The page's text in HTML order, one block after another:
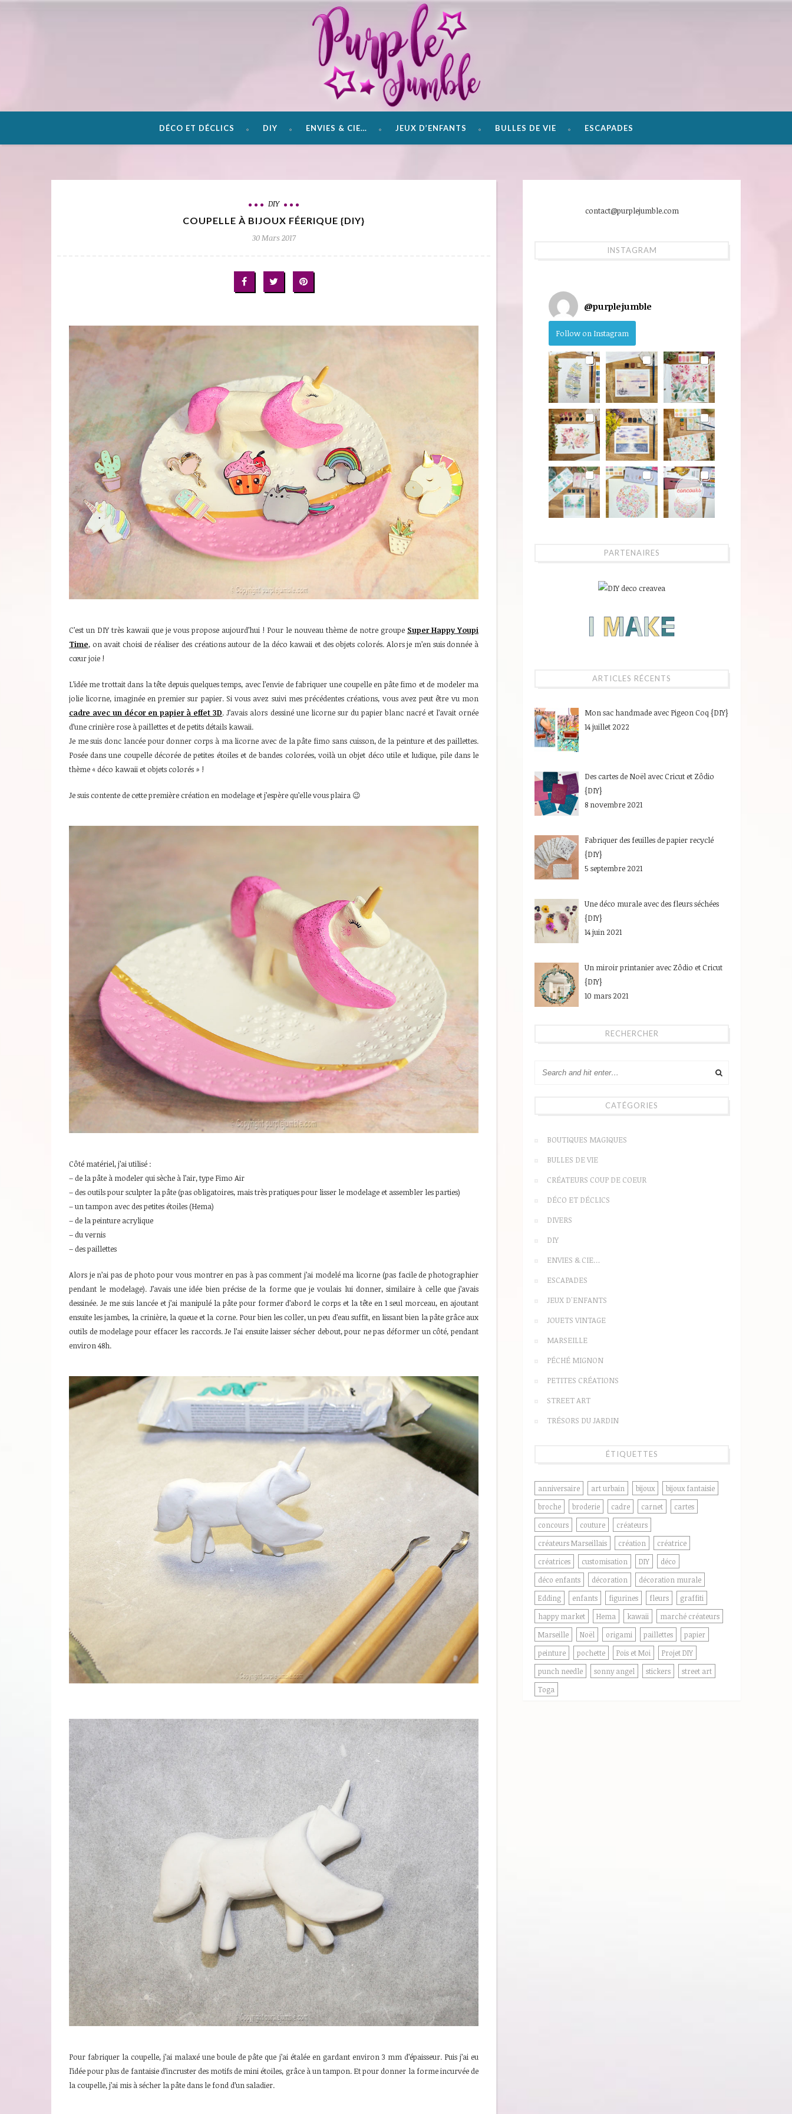
DÉCO ET DÉCLICS DIY ENVIES & CIE… JEUX D’ENFANTS BULLES DE VIE ESCAPADES
DIY
COUPELLE À BIJOUX FÉERIQUE {DIY}
30 Mars 2017
C’est un DIY très kawaii que je vous propose aujourd’hui ! Pour le nouveau thème de notre groupe Super Happy Youpi
Time, on avait choisi de réaliser des créations autour de la déco kawaii et des objets colorés. Alors je m’en suis donnée à
cœur joie !
L’idée me trottait dans la tête depuis quelques temps, avec l’envie de fabriquer une coupelle en pâte fimo et de modeler ma
jolie licorne, imaginée en premier sur papier. Si vous avez suivi mes précédentes créations, vous avez peut être vu mon
cadre avec un décor en papier à effet 3D. J’avais alors dessiné une licorne sur du papier blanc nacré et l’avait ornée
d’une crinière rose à paillettes et de petits détails kawaii.
Je me suis donc lancée pour donner corps à ma licorne avec de la pâte fimo sans cuisson, de la peinture et des paillettes.
Posée dans une coupelle décorée de petites étoiles et de bandes colorées, voilà un objet déco utile et ludique, pile dans le
thème « déco kawaii et objets colorés » !
Je suis contente de cette première création en modelage et j’espère qu’elle vous plaira 😉
Côté matériel, j’ai utilisé :
– de la pâte à modeler qui sèche à l’air, type Fimo Air
– des outils pour sculpter la pâte (pas obligatoires, mais très pratiques pour lisser le modelage et assembler les parties)
– un tampon avec des petites étoiles (Hema)
– de la peinture acrylique
– du vernis
– des paillettes
Alors je n’ai pas de photo pour vous montrer en pas à pas comment j’ai modelé ma licorne (pas facile de photographier
pendant le modelage). J’avais une idée bien précise de la forme que je voulais lui donner, similaire à celle que j’avais
dessinée. Je me suis lancée et j’ai manipulé la pâte pour former d’abord le corps et la tête en 1 seul morceau, en ajoutant
ensuite les jambes, la crinière, la queue et la corne. Pour bien les coller, un peu d’eau suffit, en lissant bien la pâte grâce aux
outils de modelage pour effacer les raccords. Je l’ai ensuite laisser sécher debout, pour ne pas déformer un côté, pendant
environ 48h.
Pour fabriquer la coupelle, j’ai malaxé une boule de pâte que j’ai étalée en gardant environ 3 mm d’épaisseur. Puis j’ai eu
l’idée pour plus de fantaisie d’incruster des motifs de mini étoiles, grâce à un tampon. Et pour donner la forme incurvée de
la coupelle, j’ai mis à sécher la pâte dans le fond d’un saladier.
contact@purplejumble.com
INSTAGRAM
@purplejumble
Follow on Instagram
PARTENAIRES
ARTICLES RÉCENTS
Mon sac handmade avec Pigeon Coq {DIY}
14 juillet 2022
Des cartes de Noël avec Cricut et Zôdio
{DIY}
8 novembre 2021
Fabriquer des feuilles de papier recyclé
{DIY}
5 septembre 2021
Une déco murale avec des fleurs séchées
{DIY}
14 juin 2021
Un miroir printanier avec Zôdio et Cricut
{DIY}
10 mars 2021
RECHERCHER
CATÉGORIES
BOUTIQUES MAGIQUES
BULLES DE VIE
CRÉATEURS COUP DE COEUR
DÉCO ET DÉCLICS
DIVERS
DIY
ENVIES & CIE…
ESCAPADES
JEUX D'ENFANTS
JOUETS VINTAGE
MARSEILLE
PÉCHÉ MIGNON
PETITES CRÉATIONS
STREET ART
TRÉSORS DU JARDIN
ÉTIQUETTES
anniversaire art urbain bijoux
bijoux fantaisie
broche
broderie cadre carnet
cartes
concours
couture
créateurs
créateurs Marseillais
création
créatrice
créatrices
customisation DIY
déco
déco enfants
décoration
décoration murale
Edding
enfants figurines fleurs
graffiti
happy market
Hema kawaii
marché créateurs
Marseille
Noël origami paillettes
papier
peinture
pochette Pois et Moi
Projet DIY
punch needle
sonny angel stickers
street art
Toga